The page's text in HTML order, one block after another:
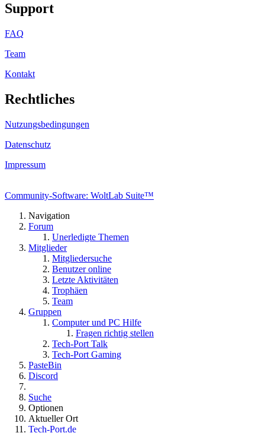
Support
FAQ
Team
Kontakt
Rechtliches
Nutzungsbedingungen
Datenschutz
Impressum
Community-Software: WoltLab Suite™
Navigation
Forum
Unerledigte Themen
Mitglieder
Mitgliedersuche
Benutzer online
Letzte Aktivitäten
Trophäen
Team
Gruppen
Computer und PC Hilfe
Fragen richtig stellen
Tech-Port Talk
Tech-Port Gaming
PasteBin
Discord
Suche
Optionen
Aktueller Ort
Tech-Port.de